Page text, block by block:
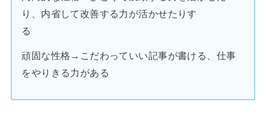
り、内省して改善する力が活かせたりす
る
頑固な性格→こだわっていい記事が書ける、仕事
をやりきる力がある